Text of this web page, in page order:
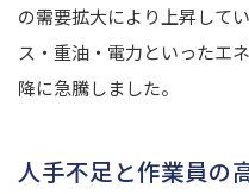
の需要拡大により上昇して
ス・重油・電力といったエ
降に急騰しました。
人手不足と作業員の